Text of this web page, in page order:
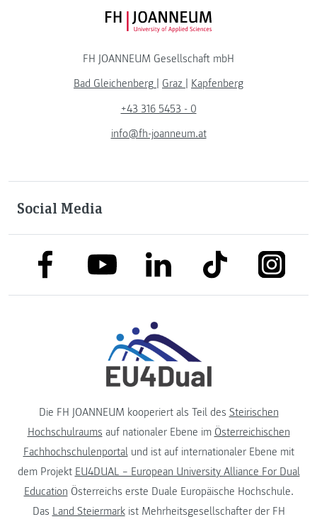
FH JOANNEUM Logo
FH JOANNEUM Gesellschaft mbH
Bad Gleichenberg
Graz
Kapfenberg
+43 316 5453 - 0
info@fh-joanneum.at
Social Media
link to facebooklink to youtubelink to linkedinlink to tiktok
Die FH JOANNEUM kooperiert als Teil des Steirischen
Hochschulraums auf nationaler Ebene im Österreichischen
Fachhochschulenportalund ist auf internationaler Ebene mit
dem Projekt EU4DUAL – European University Alliance For Dual
Education Österreichs erste Duale Europäische Hochschule.
Das Land Steiermarkist Mehrheitsgesellschafter der FH